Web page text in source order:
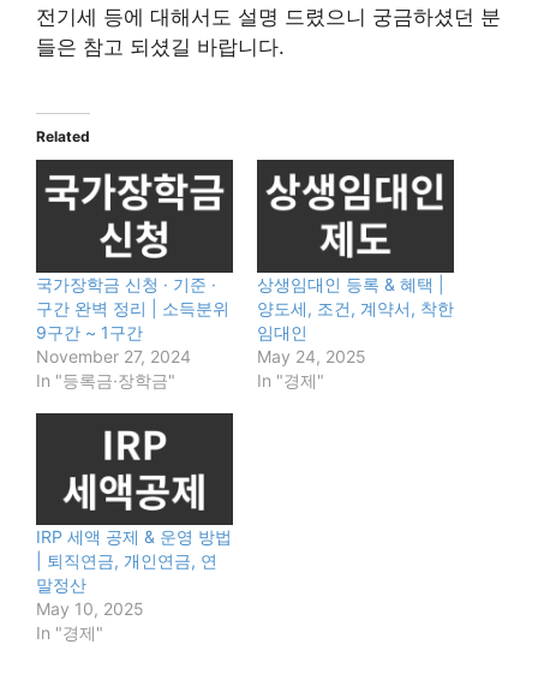
전기세 등에 대해서도 설명 드렸으니 궁금하셨던 분
들은 참고 되셨길 바랍니다.
Related
국가장학금 신청 · 기준 ·
구간 완벽 정리 | 소득분위
9구간 ~ 1구간
November 27, 2024
In "등록금·장학금"
상생임대인 등록 & 혜택 |
양도세, 조건, 계약서, 착한
임대인
May 24, 2025
In "경제"
IRP 세액 공제 & 운영 방법
| 퇴직연금, 개인연금, 연
말정산
May 10, 2025
In "경제"